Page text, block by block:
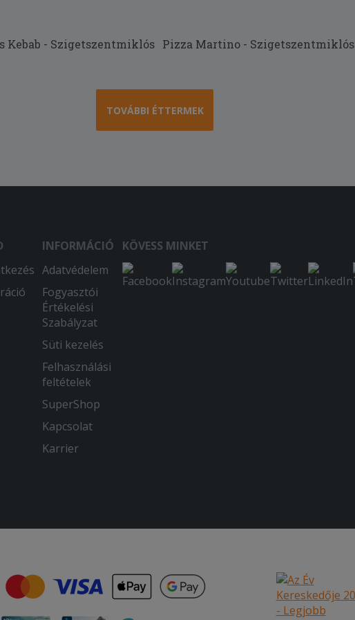
Kebab - Szigetszentmiklós Pizza Martino - Szigetszentmiklós
TOVÁBBI ÉTTERMEK
INFORMÁCIÓ
Adatvédelem
Fogyasztói
Értékelési
Szabályzat
Süti kezelés
Felhasználási
feltételek
SuperShop
Kapcsolat
Karrier
KÖVESS MINKET